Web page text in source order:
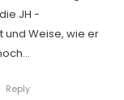
JH -
und Weise, wie er
Reply